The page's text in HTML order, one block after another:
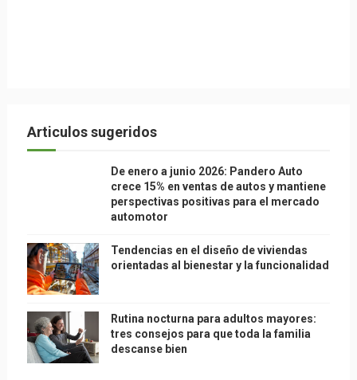
Articulos sugeridos
De enero a junio 2026: Pandero Auto
crece 15% en ventas de autos y mantiene
perspectivas positivas para el mercado
automotor
Tendencias en el diseño de viviendas
orientadas al bienestar y la funcionalidad
Rutina nocturna para adultos mayores:
tres consejos para que toda la familia
descanse bien